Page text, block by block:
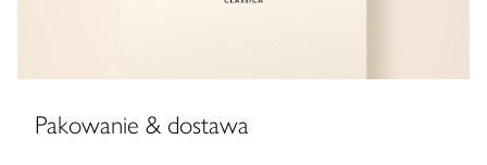
Pakowanie & dostawa